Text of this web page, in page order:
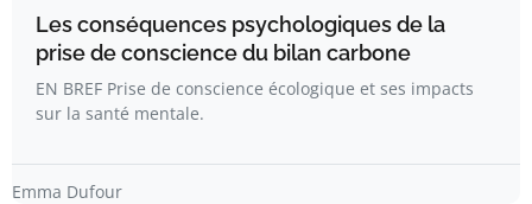
Les conséquences psychologiques de la
prise de conscience du bilan carbone
EN BREF Prise de conscience écologique et ses impacts
sur la santé mentale.
Emma Dufour